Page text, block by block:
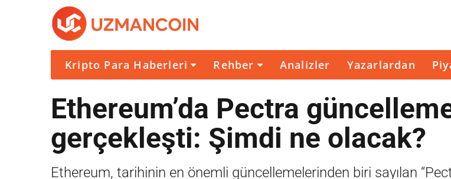
Kripto Para Haberleri Rehber Analizler Yazarlardan
Ethereum’da Pectra
gerçekleşti: Şimdi ne olacak?
Ethereum, tarihinin en önemli güncellemelerinden biri sayılan